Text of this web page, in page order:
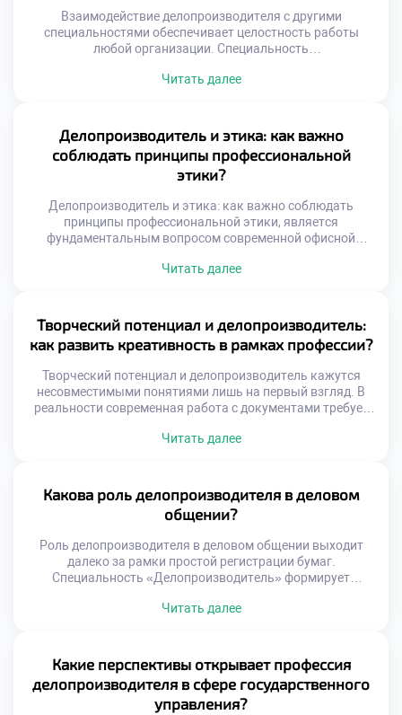
административной работы будущего специалиста.
Студенты […]
Взаимодействие делопроизводителя с другими
специальностями обеспечивает целостность работы
любой организации. Специальность
между разрозненными отделами. Без этой интеграции
для получения универсальных навыков.
Образовательная программа раскрывает механизмы
межфункционального сотрудничества студентов.
Будущие специалисты учатся говорить на языке разных
Читать далее
Делопроизводитель и этика: как важно
соблюдать принципы профессиональной
этики?
Делопроизводитель и этика: как важно соблюдать
принципы профессиональной этики, является
фундаментальным вопросом современной офисной
сегодня категорически недостаточно. Специалист
определяют качество этих сложных взаимодействий.
Доверие к сотруднику строится именно на этических
принципах. Репутация организации напрямую зависит от
поведения персонала. Профессиональная этика […]
Читать далее
Творческий потенциал и делопроизводитель:
как развить креативность в рамках профессии?
Творческий потенциал и делопроизводитель кажутся
несовместимыми понятиями лишь на первый взгляд. В
реальности современная работа с документами требует
регламенты задают рамки, но не отменяют
простого исполнителя инструкций. Креативность в
документообороте проявляется через умение
оптимизировать сложные процессы. Специалист находит
Читать далее
Какова роль делопроизводителя в деловом
общении?
Роль делопроизводителя в деловом общении выходит
далеко за рамки простой регистрации бумаг.
Специальность «Делопроизводитель» формирует
Специалист выступает связующим звеном между
развития навыков коммуникации. Учебная программа
уделяет огромное внимание культуре речи и этикету.
Будущие профессионалы учатся выстраивать
конструктивный […]
Читать далее
Какие перспективы открывает профессия
делопроизводителя в сфере государственного
управления?